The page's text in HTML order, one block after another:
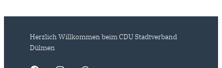
Herzlich Willkommen beim CDU Stadtverband
Dülmen